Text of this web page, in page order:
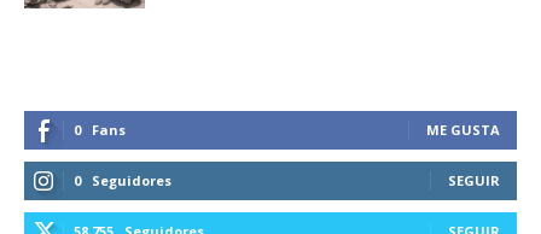
0 Fans ME GUSTA
0 Seguidores SEGUIR